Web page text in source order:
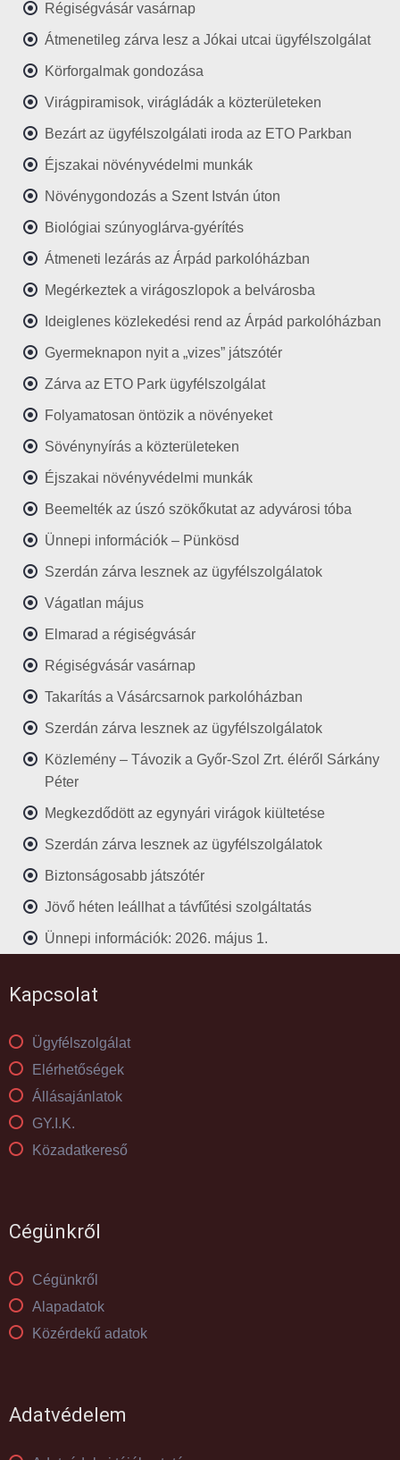
Régiségvásár vasárnap
Átmenetileg zárva lesz a Jókai utcai ügyfélszolgálat
Körforgalmak gondozása
Virágpiramisok, virágládák a közterületeken
Bezárt az ügyfélszolgálati iroda az ETO Parkban
Éjszakai növényvédelmi munkák
Növénygondozás a Szent István úton
Biológiai szúnyoglárva-gyérítés
Átmeneti lezárás az Árpád parkolóházban
Megérkeztek a virágoszlopok a belvárosba
Ideiglenes közlekedési rend az Árpád parkolóházban
Gyermeknapon nyit a „vizes” játszótér
Zárva az ETO Park ügyfélszolgálat
Folyamatosan öntözik a növényeket
Sövénynyírás a közterületeken
Éjszakai növényvédelmi munkák
Beemelték az úszó szökőkutat az adyvárosi tóba
Ünnepi információk – Pünkösd
Szerdán zárva lesznek az ügyfélszolgálatok
Vágatlan május
Elmarad a régiségvásár
Régiségvásár vasárnap
Takarítás a Vásárcsarnok parkolóházban
Szerdán zárva lesznek az ügyfélszolgálatok
Közlemény – Távozik a Győr-Szol Zrt. éléről Sárkány
Péter
Megkezdődött az egynyári virágok kiültetése
Szerdán zárva lesznek az ügyfélszolgálatok
Biztonságosabb játszótér
Jövő héten leállhat a távfűtési szolgáltatás
Ünnepi információk: 2026. május 1.
Kapcsolat
Ügyfélszolgálat
Elérhetőségek
Állásajánlatok
GY.I.K.
Közadatkereső
Cégünkről
Cégünkről
Alapadatok
Közérdekű adatok
Adatvédelem